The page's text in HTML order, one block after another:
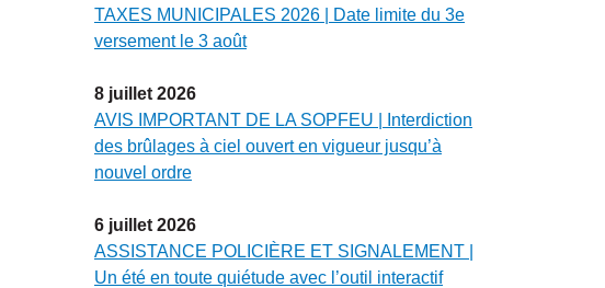
TAXES MUNICIPALES 2026 | Date limite du 3e
versement le 3 août
8 juillet 2026
AVIS IMPORTANT DE LA SOPFEU | Interdiction
des brûlages à ciel ouvert en vigueur jusqu’à
nouvel ordre
6 juillet 2026
ASSISTANCE POLICIÈRE ET SIGNALEMENT |
Un été en toute quiétude avec l’outil interactif